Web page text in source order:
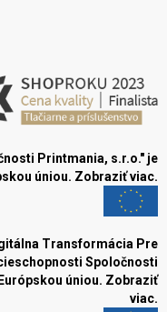
Printmania, s.r.o." je
úniou. Zobraziť viac.
Transformácia Pre
Spoločnosti
úniou. Zobraziť
viac.